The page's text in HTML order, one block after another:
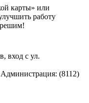
карты» или
работу
вход с ул.
Администрация: (8112)